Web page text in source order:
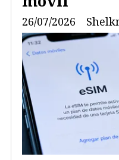
26/07/2026